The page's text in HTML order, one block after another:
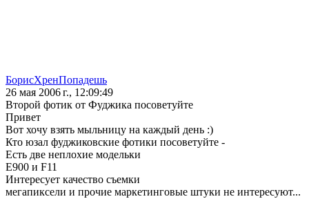
БорисХренПопадешь
26 мая 2006 г., 12:09:49
Второй фотик от Фуджика посоветуйте
Привет
Вот хочу взять мыльницу на каждый день :)
Кто юзал фуджиковские фотики посоветуйте -
Есть две неплохие модельки
E900 и F11
Интересует качество съемки
мегапиксели и прочие маркетинговые штуки не интересуют...